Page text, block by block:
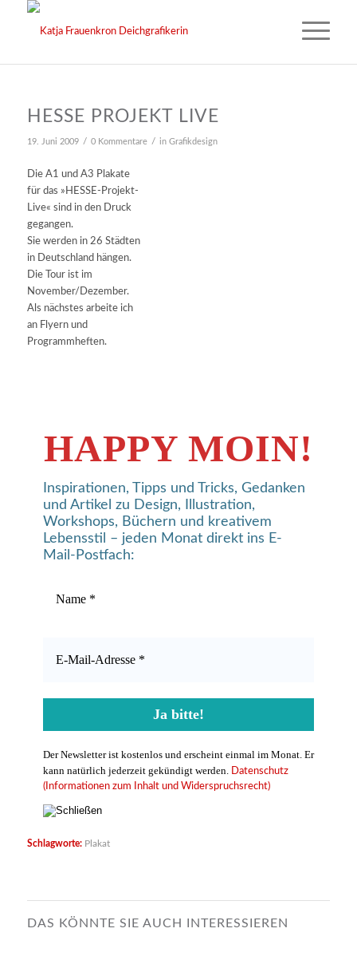
HESSE PROJEKT LIVE
19. Juni 2009 / 0 Kommentare / in Grafikdesign
Die A1 und A3 Plakate
für das »HESSE-Projekt-
Live« sind in den Druck
gegangen.
Sie werden in 26 Städten
in Deutschland hängen.
Die Tour ist im
November/Dezember.
Als nächstes arbeite ich
an Flyern und
Programmheften.
HAPPY MOIN!
Inspirationen, Tipps und Tricks, Gedanken
und Artikel zu Design, Illustration,
Workshops, Büchern und kreativem
Lebensstil – jeden Monat direkt ins E-
Mail-Postfach:
Der Newsletter ist kostenlos und erscheint einmal im Monat. Er
kann natürlich jederzeit gekündigt werden.
Datenschutz
(Informationen zum Inhalt und Widerspruchsrecht)
Schlagworte: Plakat
DAS KÖNNTE SIE AUCH INTERESSIEREN